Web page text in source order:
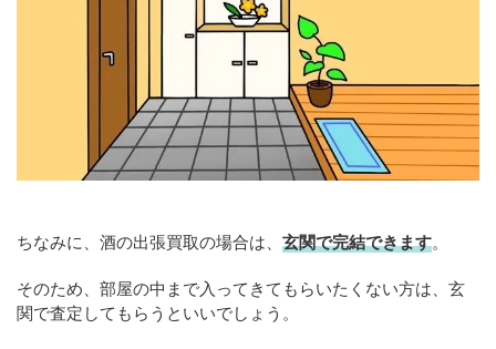
ちなみに、酒の出張買取の場合は、 玄関で完結できます。
そのため、部屋の中まで入ってきてもらいたくない方は、玄
関で査定してもらうといいでしょう。